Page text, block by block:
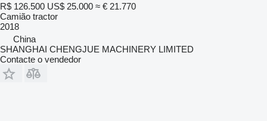
R$ 126.500 US$ 25.000 ≈ € 21.770
Camião tractor
2018
China
SHANGHAI CHENGJUE MACHINERY LIMITED
Contacte o vendedor